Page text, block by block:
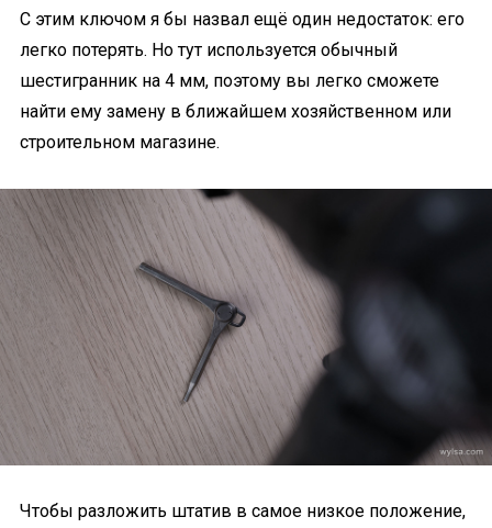
С этим ключом я бы назвал ещё один недостаток: его
легко потерять. Но тут используется обычный
шестигранник на 4 мм, поэтому вы легко сможете
найти ему замену в ближайшем хозяйственном или
строительном магазине.
Чтобы разложить штатив в самое низкое положение,